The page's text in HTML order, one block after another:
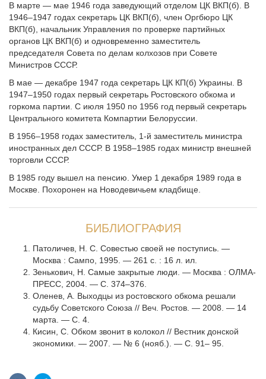
В марте — мае 1946 года заведующий отделом ЦК ВКП(б). В
1946–1947 годах секретарь ЦК ВКП(б), член Оргбюро ЦК
ВКП(б), начальник Управления по проверке партийных
органов ЦК ВКП(б) и одновременно заместитель
председателя Совета по делам колхозов при Совете
Министров СССР.
В мае — декабре 1947 года секретарь ЦК КП(б) Украины. В
1947–1950 годах первый секретарь Ростовского обкома и
горкома партии. С июля 1950 по 1956 год первый секретарь
Центрального комитета Компартии Белоруссии.
В 1956–1958 годах заместитель, 1-й заместитель министра
иностранных дел СССР. В 1958–1985 годах министр внешней
торговли СССР.
В 1985 году вышел на пенсию. Умер 1 декабря 1989 года в
Москве. Похоронен на Новодевичьем кладбище.
БИБЛИОГРАФИЯ
Патоличев, H. С. Совестью своей не поступись. —
Москва : Сампо, 1995. — 261 с. : 16 л. ил.
Зенькович, Н. Самые закрытые люди. — Москва : ОЛМА-
ПРЕСС, 2004. — С. 374–376.
Оленев, А. Выходцы из ростовского обкома решали
судьбу Советского Союза // Веч. Ростов. — 2008. — 14
марта. — С. 4.
Кисин, С. Обком звонит в колокол // Вестник донской
экономики. — 2007. — № 6 (нояб.). — С. 91– 95.